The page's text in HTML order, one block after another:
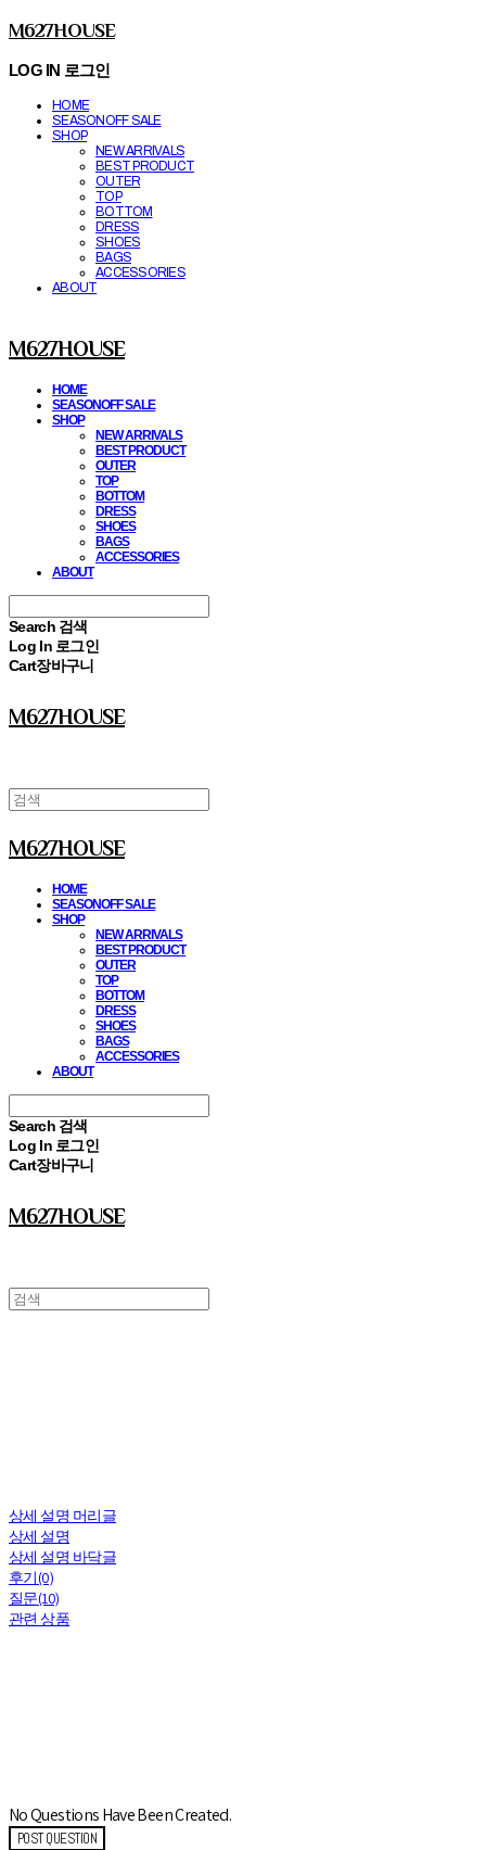
M627HOUSE
LOG IN 로그인
HOME
SEASONOFF SALE
SHOP
NEW ARRIVALS
BEST PRODUCT
OUTER
TOP
BOTTOM
DRESS
SHOES
BAGS
ACCESSORIES
ABOUT
M627HOUSE
HOME
SEASONOFF SALE
SHOP
NEW ARRIVALS
BEST PRODUCT
OUTER
TOP
BOTTOM
DRESS
SHOES
BAGS
ACCESSORIES
ABOUT
Search 검색
Log In 로그인
Cart장바구니
M627HOUSE
M627HOUSE
HOME
SEASONOFF SALE
SHOP
NEW ARRIVALS
BEST PRODUCT
OUTER
TOP
BOTTOM
DRESS
SHOES
BAGS
ACCESSORIES
ABOUT
Search 검색
Log In 로그인
Cart장바구니
M627HOUSE
상세 설명 머리글
상세 설명
상세 설명 바닥글
후기(0)
질문(10)
관련 상품
No Questions Have Been Created.
POST QUESTION